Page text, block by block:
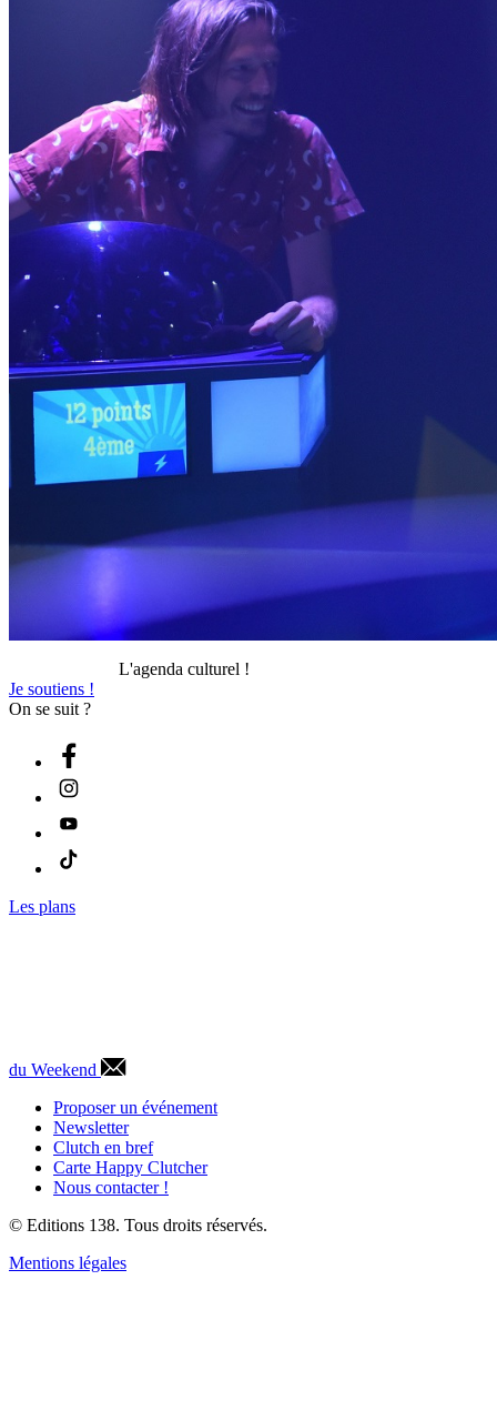
L'agenda culturel !
Je soutiens !
On se suit ?
Les plans
du Weekend
Proposer un événement
Newsletter
Clutch en bref
Carte Happy Clutcher
Nous contacter !
© Editions 138. Tous droits réservés.
Mentions légales